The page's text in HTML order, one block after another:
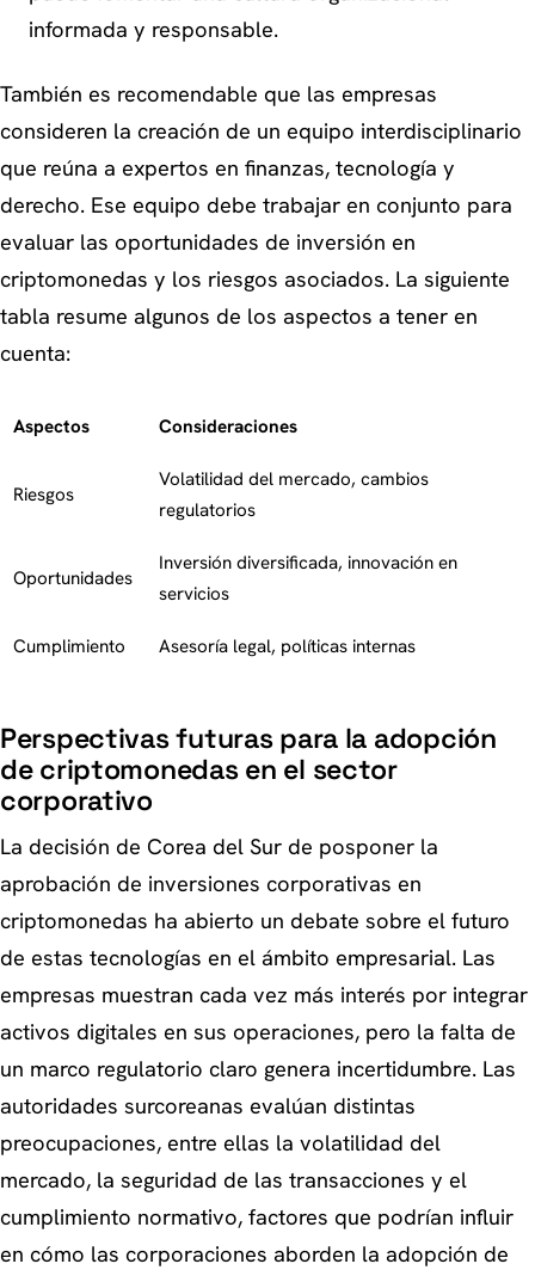
informada y responsable.
También es recomendable que las empresas
consideren la creación de un equipo interdisciplinario
que reúna a expertos en finanzas, tecnología y
derecho. Ese equipo debe trabajar en conjunto para
evaluar las oportunidades de inversión en
criptomonedas y los riesgos asociados. La siguiente
tabla resume algunos de los aspectos a tener en
cuenta:
Aspectos Consideraciones
Riesgos
Volatilidad del mercado, cambios
regulatorios
Oportunidades
Inversión diversificada, innovación en
servicios
Cumplimiento Asesoría legal, políticas internas
Perspectivas futuras para la adopción
de criptomonedas en el sector
corporativo
La decisión de Corea del Sur de posponer la
aprobación de inversiones corporativas en
criptomonedas ha abierto un debate sobre el futuro
de estas tecnologías en el ámbito empresarial. Las
empresas muestran cada vez más interés por integrar
activos digitales en sus operaciones, pero la falta de
un marco regulatorio claro genera incertidumbre. Las
autoridades surcoreanas evalúan distintas
preocupaciones, entre ellas la volatilidad del
mercado, la seguridad de las transacciones y el
cumplimiento normativo, factores que podrían influir
en cómo las corporaciones aborden la adopción de